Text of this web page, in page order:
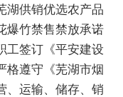
湖供销优选农产品
爆竹禁售禁放承诺
工签订《平安建设
格遵守《芜湖市烟
、运输、储存、销